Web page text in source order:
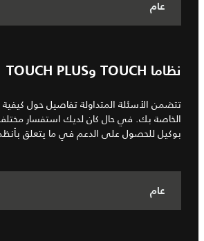
عام
نظاما TOUCH وTOUCH PLUS
الخاصة بك. في حال كان لديك استفسار
بوكيل للحصول على الدعم في ما يتعلق
عام